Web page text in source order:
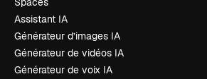
Assistant IA
Générateur d’images IA
Générateur de vidéos IA
Générateur de voix IA